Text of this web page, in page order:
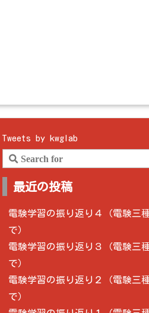
Tweets by kwglab
最近の投稿
電験学習の振り返り４（電験三
で）
電験学習の振り返り３（電験三
で）
電験学習の振り返り２（電験三
で）